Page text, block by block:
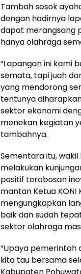
Tambah sosok
dengan hadirnya
dapat merangsang
hanya olahraga
“Lapangan ini kami
semata, tapi juah
yang mendorong
tentunya
sektor ekonomi
menekan kegiatan
tambahnya.
Sementara itu, wakil
melakukan
positif terobosan
mantan Ketua
mengungkapkan
baik dan sudah
sektor olahraga
“Upaya pemerintah
kita tau bersama
Kabupaten